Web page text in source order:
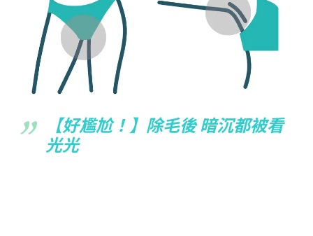
【好尷尬！】除毛後 暗沉都被看
光光